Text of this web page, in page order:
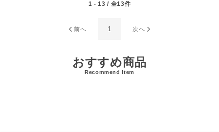
1 - 13 / 全13件
前へ 1 次へ
おすすめ商品
Recommend Item